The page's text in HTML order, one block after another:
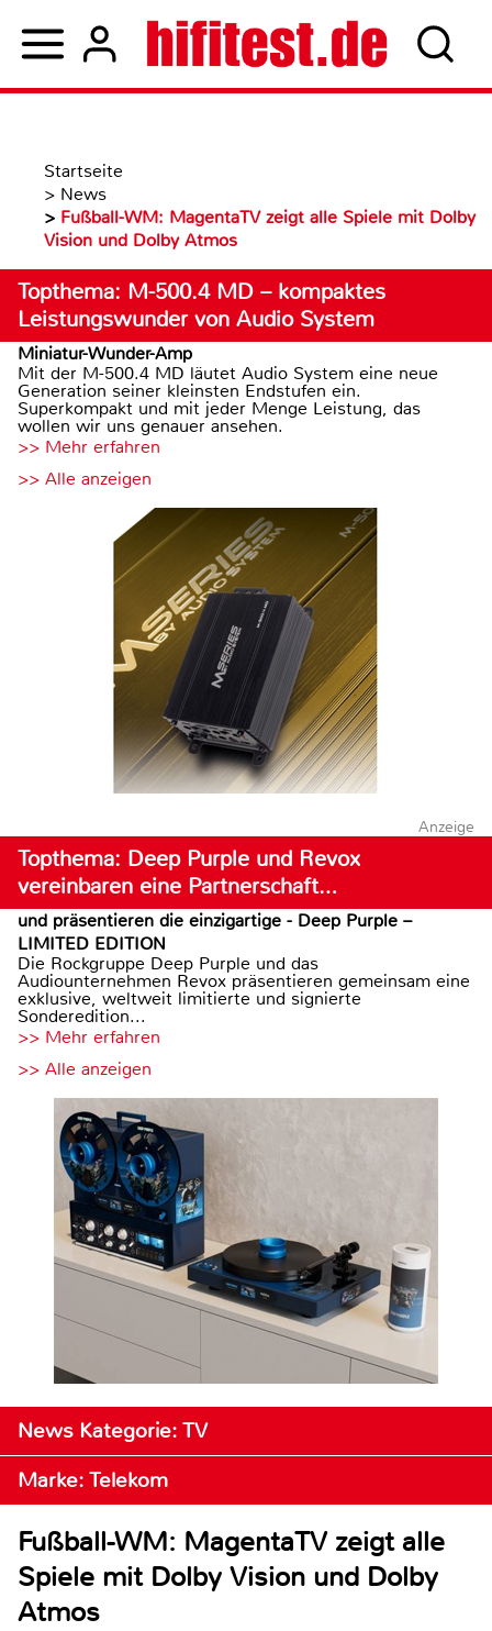
Startseite
> News
> Fußball-WM: MagentaTV zeigt alle Spiele mit Dolby
Vision und Dolby Atmos
Topthema: M-500.4 MD – kompaktes
Leistungswunder von Audio System
Miniatur-Wunder-Amp
Mit der M-500.4 MD läutet Audio System eine neue
Generation seiner kleinsten Endstufen ein.
Superkompakt und mit jeder Menge Leistung, das
wollen wir uns genauer ansehen.
>> Mehr erfahren
>> Alle anzeigen
Anzeige
Topthema: Deep Purple und Revox
vereinbaren eine Partnerschaft…
und präsentieren die einzigartige - Deep Purple –
LIMITED EDITION
Die Rockgruppe Deep Purple und das
Audiounternehmen Revox präsentieren gemeinsam eine
exklusive, weltweit limitierte und signierte
Sonderedition...
>> Mehr erfahren
>> Alle anzeigen
News Kategorie: TV
Marke: Telekom
Fußball-WM: MagentaTV zeigt alle
Spiele mit Dolby Vision und Dolby
Atmos